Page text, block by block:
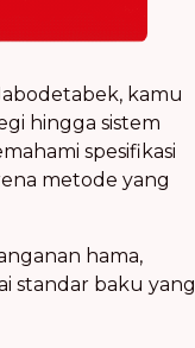
kamu
hingga sistem
spesifikasi
metode yang
hama,
standar baku yang